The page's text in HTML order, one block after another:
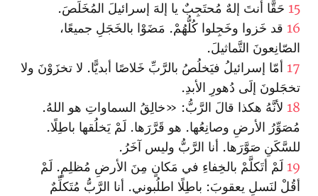
15 حَقًّا أنتَ إلهٌ مُحتَجِبٌ يا إلهَ إسرائيلَ المُخَلِّصَ.
16 قد خَزوا وخَجِلوا كُلُّهُمْ. مَضَوْا بالخَجَلِ جميعًا،
الصّانِعونَ التَّماثيلَ.
17 أمّا إسرائيلُ فيَخلُصُ بالرَّبِّ خَلاصًا أبديًّا. لا تخزَوْنَ ولا
تخجَلونَ إلَى دُهورِ الأبدِ.
18 لأنَّهُ هكذا قالَ الرَّبُّ: «خالِقُ السماواتِ هو اللهُ.
مُصَوِّرُ الأرضِ وصانِعُها. هو قَرَّرَها. لَمْ يَخلُقها باطِلًا.
للسَّكَنِ صَوَّرَها. أنا الرَّبُّ وليس آخَرُ.
19 لَمْ أتَكلَّمْ بالخِفاءِ في مَكانٍ مِنَ الأرضِ مُظلِمٍ. لَمْ
أقُلْ لنَسلِ يعقوبَ: باطِلًا اطلُبوني. أنا الرَّبُّ مُتَكلِّمٌ